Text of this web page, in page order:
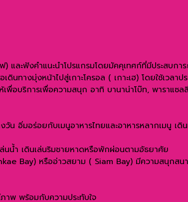
และฟังคำแนะนำโปรแกรมโดยมัคคุเทศก์ที่มีประสบกา
นทางมุ่งหน้าไปสู่เกาะโครอล ( เกาะเฮ) โดยใช้เวลา
พื่อบริการเพื่อความสนุก อาทิ บานาน่าโบ๊ท, พาราแซ
น อิ่มอร่อยกับเมนูอาหารไทยและอาหารหลากเมนู เ
นน้ำ เดินเล่นริมชายหาดหรือพักผ่อนตามอัธยาศัย
Bay) หรืออ่าวสยาม ( Siam Bay) มีความสนุกสน
าพ พร้อมกับความประทับใจ